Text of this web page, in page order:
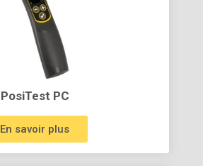
PosiTest PC
En savoir plus